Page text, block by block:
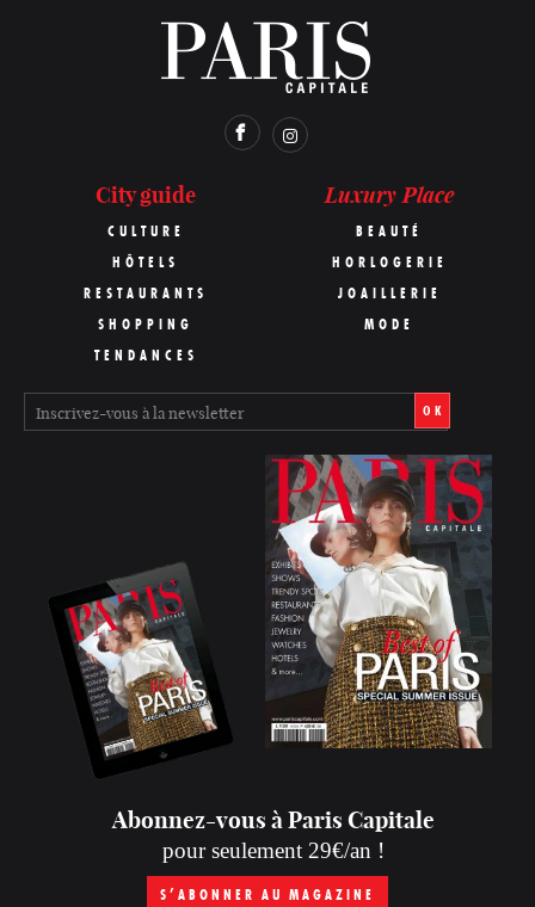
City guide
CULTURE
HÔTELS
RESTAURANTS
SHOPPING
TENDANCES
Luxury Place
BEAUTÉ
HORLOGERIE
JOAILLERIE
MODE
OK
Abonnez-vous à Paris Capitale
pour seulement 29€/an !
S’ABONNER AU MAGAZINE